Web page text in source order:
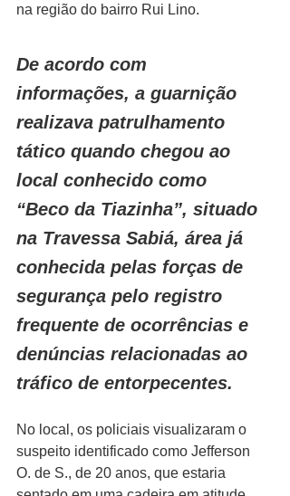
na região do bairro Rui Lino.
De acordo com
informações, a guarnição
realizava patrulhamento
tático quando chegou ao
local conhecido como
“Beco da Tiazinha”, situado
na Travessa Sabiá, área já
conhecida pelas forças de
segurança pelo registro
frequente de ocorrências e
denúncias relacionadas ao
tráfico de entorpecentes.
No local, os policiais visualizaram o
suspeito identificado como Jefferson
O. de S., de 20 anos, que estaria